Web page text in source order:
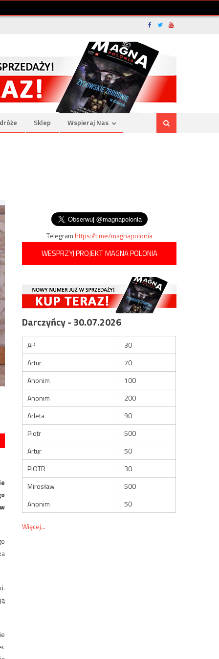
Sklep Wspieraj Nas
Telegramhttps://t.me/magnapolonia
WESPRZYJ PROJEKT MAGNA POLONIA
Darczyńcy - 30.07.2026
AP
30
Artur
70
Anonim
100
Anonim
200
Arleta
90
Piotr
500
Artur
50
PIOTR
30
Mirosław
500
Anonim
50
Więcej...